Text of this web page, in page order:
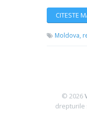
CITESTE
Moldova,
© 2026
drepturile